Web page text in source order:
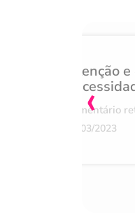
Atenção
Comentário
07/03/2023
‹